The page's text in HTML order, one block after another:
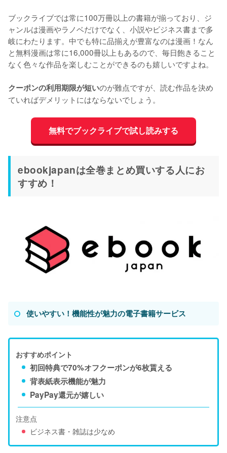
ブックライブでは常に100万冊以上の書籍が揃っており、ジ
ャンルは漫画やラノベだけでなく、小説やビジネス書まで多
岐にわたります。中でも特に品揃えが豊富なのは漫画！なん
と無料漫画は常に16,000冊以上もあるので、毎日飽きること
なく色々な作品を楽しむことができるのも嬉しいですよね。
クーポンの利用期限が短いのが難点ですが、読む作品を決め
ていればデメリットにはならないでしょう。
無料でブックライブで試し読みする
ebookjapanは全巻まとめ買いする人にお
すすめ！
使いやすい！機能性が魅力の電子書籍サービス
おすすめポイント
初回特典で70%オフクーポンが6枚貰える
背表紙表示機能が魅力
PayPay還元が嬉しい
注意点
ビジネス書・雑誌は少なめ